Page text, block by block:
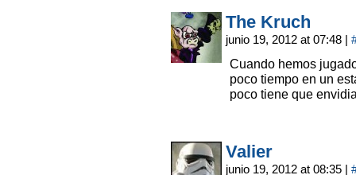
The Kruch
junio 19, 2012 at 07:48 |
Cuando hemos
poco tiempo en un
poco tiene que
Valier
junio 19, 2012 at 08:35 |